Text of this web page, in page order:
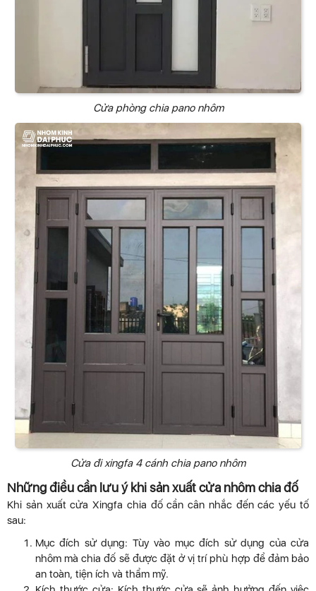
Cửa phòng chia pano nhôm
Cửa đi xingfa 4 cánh chia pano nhôm
Những điều cần lưu ý khi sản xuất cửa nhôm chia đố
Khi sản xuất cửa Xingfa chia đố cần cân nhắc đến các yếu tố
sau:
Mục đích sử dụng: Tùy vào mục đích sử dụng của cửa
nhôm mà chia đố sẽ được đặt ở vị trí phù hợp để đảm bảo
an toàn, tiện ích và thẩm mỹ.